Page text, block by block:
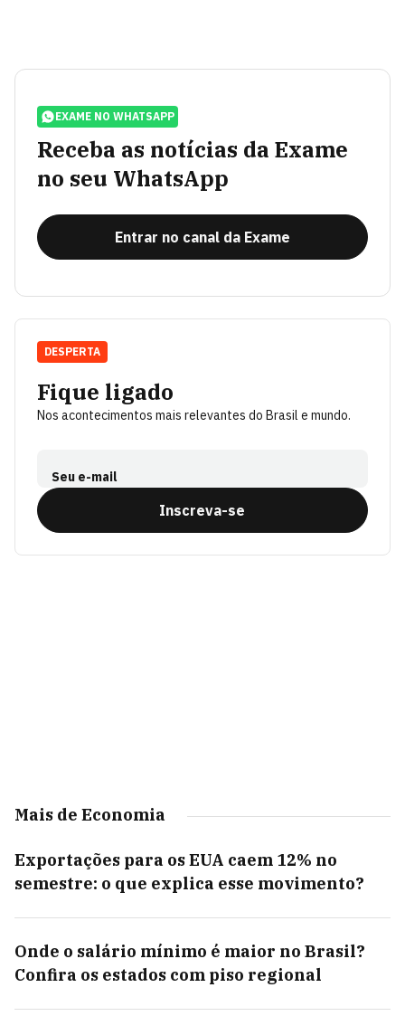
EXAME NO WHATSAPP
Receba as notícias da Exame
no seu WhatsApp
Entrar no canal da Exame
Fique ligado
Nos acontecimentos mais relevantes do Brasil e mundo.
Seu e-mail
Inscreva-se
DESPERTA
Mais de Economia
Exportações para os EUA caem 12% no
semestre: o que explica esse movimento?
Onde o salário mínimo é maior no Brasil?
Confira os estados com piso regional